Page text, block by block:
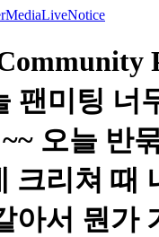
MediaLiveNotice
팬미팅 너
오늘 반
크리쳐 때
아서 뭔가